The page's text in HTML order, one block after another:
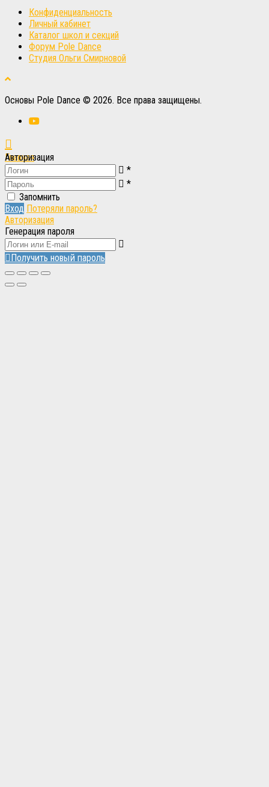
Конфиденциальность
Личный кабинет
Каталог школ и секций
Форум Pole Dance
Студия Ольги Смирновой
Основы Pole Dance © 2026. Все права защищены.
Главная
Вход
Вход
Авторизация
*
*
Запомнить
Вход Потеряли пароль?
Авторизация
Генерация пароля
Получить новый пароль